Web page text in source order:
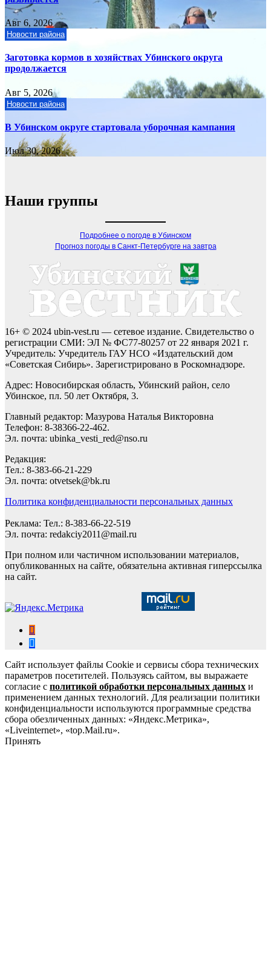
Авг 6, 2026
Новости района
Заготовка кормов в хозяйствах Убинского округа
продолжается
Авг 5, 2026
Новости района
В Убинском округе стартовала уборочная кампания
Июл 30, 2026
Наши группы
Подробнее о погоде в Убинском
Прогноз погоды в Санкт-Петербурге на завтра
16+ © 2024 ubin-vest.ru — сетевое издание. Свидетельство о
регистрации СМИ: ЭЛ № ФС77-80257 от 22 января 2021 г.
Учредитель: Учредитель ГАУ НСО «Издательский дом
«Советская Сибирь». Зарегистрировано в Роскомнадзоре.
Адрес: Новосибирская область, Убинский район, село
Убинское, пл. 50 лет Октября, 3.
Главный редактор: Мазурова Наталья Викторовна
Телефон: 8-38366-22-462.
Эл. почта: ubinka_vesti_red@nso.ru
Редакция:
Тел.: 8-383-66-21-229
Эл. почта: otvetsek@bk.ru
Политика конфиденциальности персональных данных
Реклама: Тел.: 8-383-66-22-519
Эл. почта: redakciy2011@mail.ru
При полном или частичном использовании материалов,
опубликованных на сайте, обязательна активная гиперссылка
на сайт.
Сайт использует файлы Cookie и сервисы сбора технических
параметров посетителей. Пользуясь сайтом, вы выражаете
согласие с политикой обработки персональных данных и
применением данных технологий. Для реализации политики
конфиденциальности используются программные средства
сбора обезличенных данных: «Яндекс.Метрика»,
«Liveinternet», «top.Mail.ru».
Принять